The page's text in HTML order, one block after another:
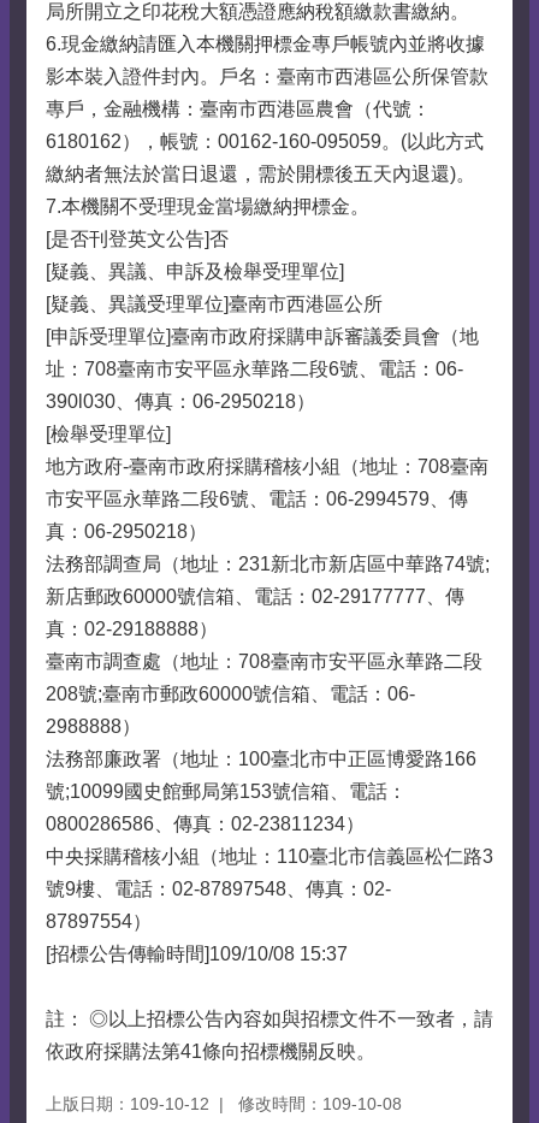
局所開立之印花稅大額憑證應納稅額繳款書繳納。
6.現金繳納請匯入本機關押標金專戶帳號內並將收據
影本裝入證件封內。戶名：臺南市西港區公所保管款
專戶，金融機構：臺南市西港區農會（代號：
6180162），帳號：00162-160-095059。(以此方式
繳納者無法於當日退還，需於開標後五天內退還)。
7.本機關不受理現金當場繳納押標金。
[是否刊登英文公告]否
[疑義、異議、申訴及檢舉受理單位]
[疑義、異議受理單位]臺南市西港區公所
[申訴受理單位]臺南市政府採購申訴審議委員會（地
址：708臺南市安平區永華路二段6號、電話：06-
390l030、傳真：06-2950218）
[檢舉受理單位]
地方政府-臺南市政府採購稽核小組（地址：708臺南
市安平區永華路二段6號、電話：06-2994579、傳
真：06-2950218）
法務部調查局（地址：231新北市新店區中華路74號;
新店郵政60000號信箱、電話：02-29177777、傳
真：02-29188888）
臺南市調查處（地址：708臺南市安平區永華路二段
208號;臺南市郵政60000號信箱、電話：06-
2988888）
法務部廉政署（地址：100臺北市中正區博愛路166
號;10099國史館郵局第153號信箱、電話：
0800286586、傳真：02-23811234）
中央採購稽核小組（地址：110臺北市信義區松仁路3
號9樓、電話：02-87897548、傳真：02-
87897554）
[招標公告傳輸時間]109/10/08 15:37
註： ◎以上招標公告內容如與招標文件不一致者，請
依政府採購法第41條向招標機關反映。
上版日期：109-10-12 修改時間：109-10-08